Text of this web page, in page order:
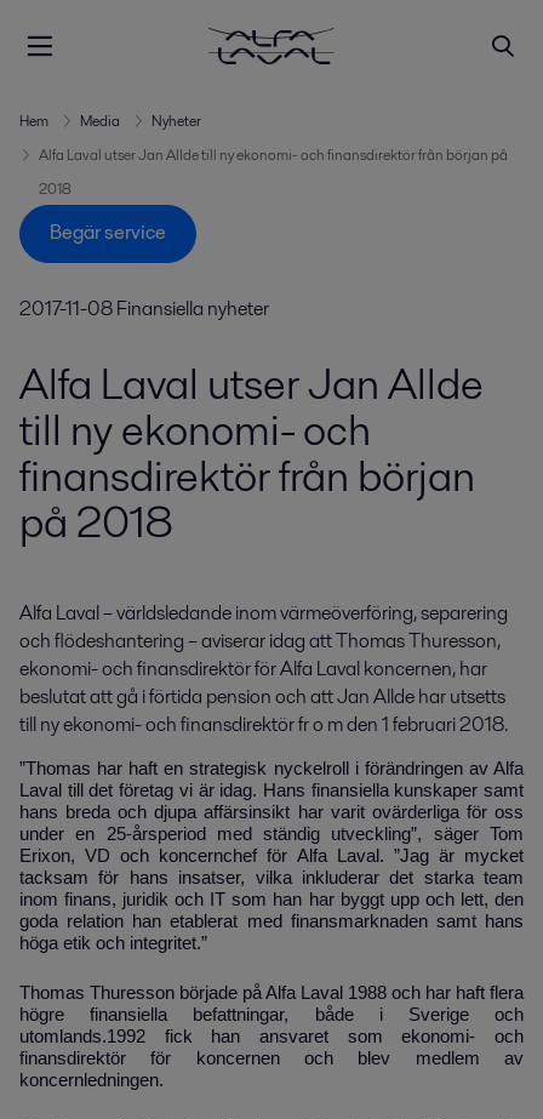
Hem Media
Nyheter
Alfa Laval utser Jan Allde till ny ekonomi- och finansdirektör från början på
2018
Begär service
2017-11-08Finansiella nyheter
Alfa Laval utser Jan Allde
till ny ekonomi- och
finansdirektör från början
på 2018
Alfa Laval – världsledande inom värmeöverföring, separering
och flödeshantering – aviserar idag att Thomas Thuresson,
ekonomi- och finansdirektör för Alfa Laval koncernen, har
beslutat att gå i förtida pension och att Jan Allde har utsetts
till ny ekonomi- och finansdirektör fr o m den 1 februari 2018.
”Thomas har haft en strategisk nyckelroll i förändringen av Alfa
Laval till det företag vi är idag. Hans finansiella kunskaper samt
hans breda och djupa affärsinsikt har varit ovärderliga för oss
under en 25-årsperiod med ständig utveckling”, säger Tom
Erixon, VD och koncernchef för Alfa Laval. ”Jag är mycket
tacksam för hans insatser, vilka inkluderar det starka team
inom finans, juridik och IT som han har byggt upp och lett, den
goda relation han etablerat med finansmarknaden samt hans
höga etik och integritet.”
Thomas Thuresson började på Alfa Laval 1988 och har haft flera
högre finansiella befattningar, både i Sverige och
utomlands.1992 fick han ansvaret som ekonomi- och
finansdirektör för koncernen och blev medlem av
koncernledningen.